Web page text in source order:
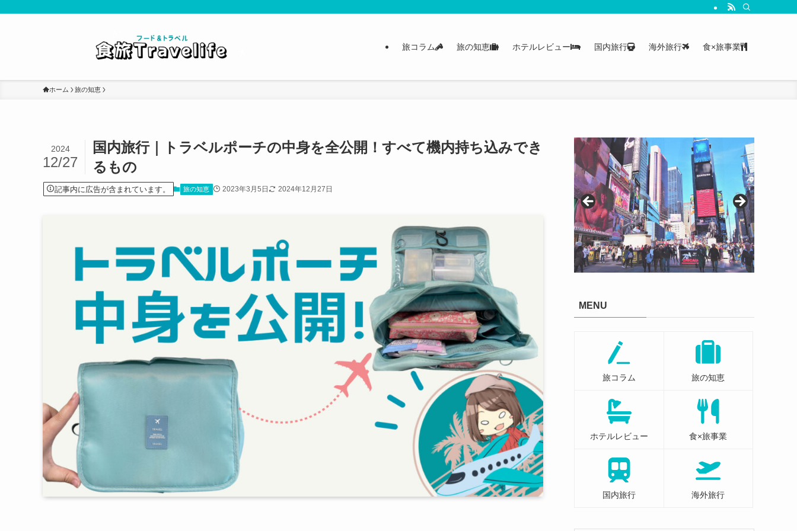
旅コラム 旅の知恵 ホテルレビュー 国内旅行 海外旅行 食×旅事業
ホーム 旅の知恵
国内旅行｜トラベルポーチの中身を全公開！すべて機内持ち込みでき
るもの
2024
12/27
記事内に広告が含まれています。 旅の知恵 2023年3月5日 2024年12月27日
MENU
旅コラム 旅の知恵
ホテルレビュー 食×旅事業
国内旅行 海外旅行